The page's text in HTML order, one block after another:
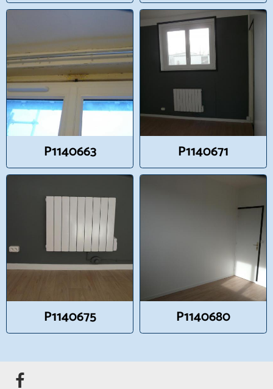
P1140663 P1140671
P1140675 P1140680